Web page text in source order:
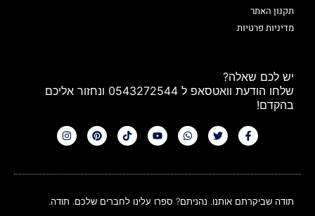
תקנון האתר
מדיניות פרטיות
יש לכם שאלה?
שלחו הודעת וואטסאפ ל 0543272544 ונחזור אליכם
בהקדם!
תודה שביקרתם אותנו. נהניתם? ספרו עלינו לחברים שלכם. תודה.